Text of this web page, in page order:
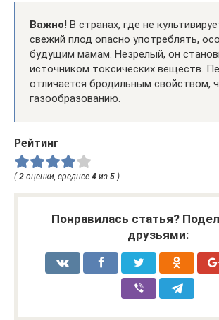
Важно! В странах, где не
свежий плод опасно употреблять,
будущим мамам. Незрелый, он
источником токсических веществ.
отличается бродильным свойством,
газообразованию.
Рейтинг
(2 оценки, среднее 4 из 5 )
Понравилась статья?
друзьями: